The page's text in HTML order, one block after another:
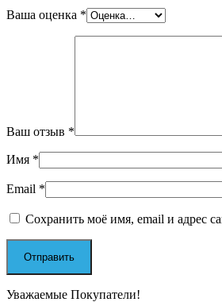
Ваша оценка *
Ваш отзыв *
Имя *
Email *
Сохранить моё имя, email и адрес
Уважаемые Покупатели!